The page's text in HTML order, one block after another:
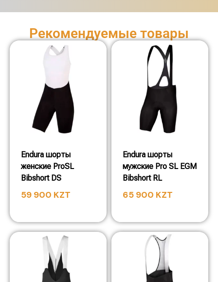
Рекомендуемые товары
Endura шорты
женские ProSL
Bibshort DS
59 900 KZT
Endura шорты
мужские Pro SL EGM
Bibshort RL
65 900 KZT